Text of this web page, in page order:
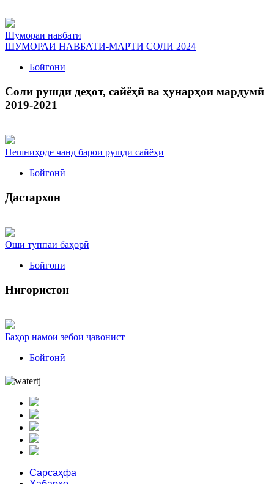
Шумораи навбатӣ
ШУМОРАИ НАВБАТИ-МАРТИ СОЛИ 2024
Бойгонӣ
Соли рушди деҳот, сайёҳӣ ва ҳунарҳои мардумӣ
2019-2021
Пешниҳоде чанд барои рушди сайёҳӣ
Бойгонӣ
Дастархон
Оши туппаи баҳорӣ
Бойгонӣ
Нигористон
Баҳор намои зебои ҷавонист
Бойгонӣ
Сарсаҳфа